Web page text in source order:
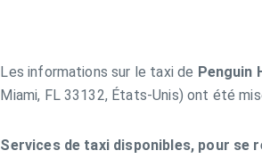
Les informations sur le taxi de Penguin
Miami, FL 33132, États-Unis) ont été
Services de taxi disponibles, pour se